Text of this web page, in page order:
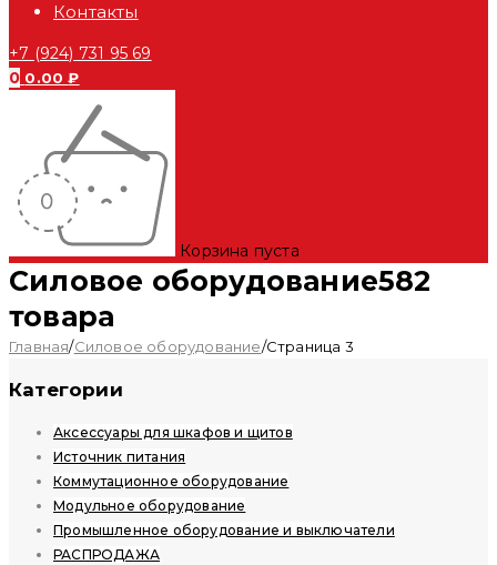
Контакты
+7 (924) 731 95 69
0 0.00₽
Корзина пуста
Силовое оборудование582
товара
Главная/Силовое оборудование/Страница 3
Категории
Аксессуары для шкафов и щитов
Источник питания
Коммутационное оборудование
Модульное оборудование
Промышленное оборудование и выключатели
РАСПРОДАЖА